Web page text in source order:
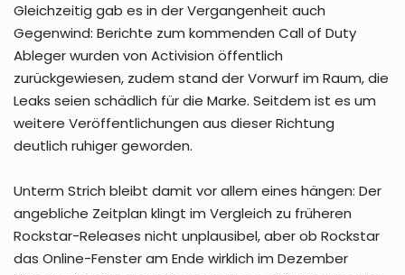
Gleichzeitig gab es in der Vergangenheit auch
Gegenwind: Berichte zum kommenden Call of Duty
Ableger wurden von Activision öffentlich
zurückgewiesen, zudem stand der Vorwurf im Raum, die
Leaks seien schädlich für die Marke. Seitdem ist es um
weitere Veröffentlichungen aus dieser Richtung
deutlich ruhiger geworden.
Unterm Strich bleibt damit vor allem eines hängen: Der
angebliche Zeitplan klingt im Vergleich zu früheren
Rockstar-Releases nicht unplausibel, aber ob Rockstar
das Online-Fenster am Ende wirklich im Dezember